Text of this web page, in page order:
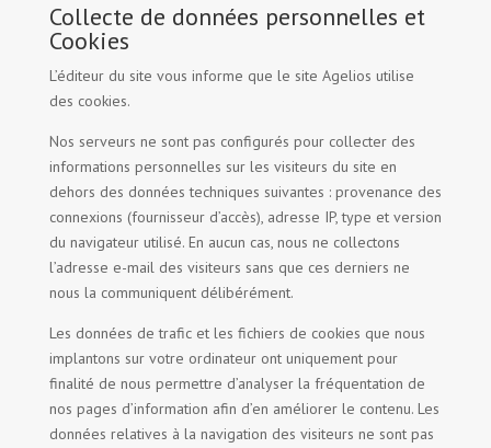
Collecte de données personnelles et
Cookies
L’éditeur du site vous informe que le site Agelios utilise
des cookies.
Nos serveurs ne sont pas configurés pour collecter des
informations personnelles sur les visiteurs du site en
dehors des données techniques suivantes : provenance des
connexions (fournisseur d’accès), adresse IP, type et version
du navigateur utilisé. En aucun cas, nous ne collectons
l’adresse e-mail des visiteurs sans que ces derniers ne
nous la communiquent délibérément.
Les données de trafic et les fichiers de cookies que nous
implantons sur votre ordinateur ont uniquement pour
finalité de nous permettre d’analyser la fréquentation de
nos pages d’information afin d’en améliorer le contenu. Les
données relatives à la navigation des visiteurs ne sont pas